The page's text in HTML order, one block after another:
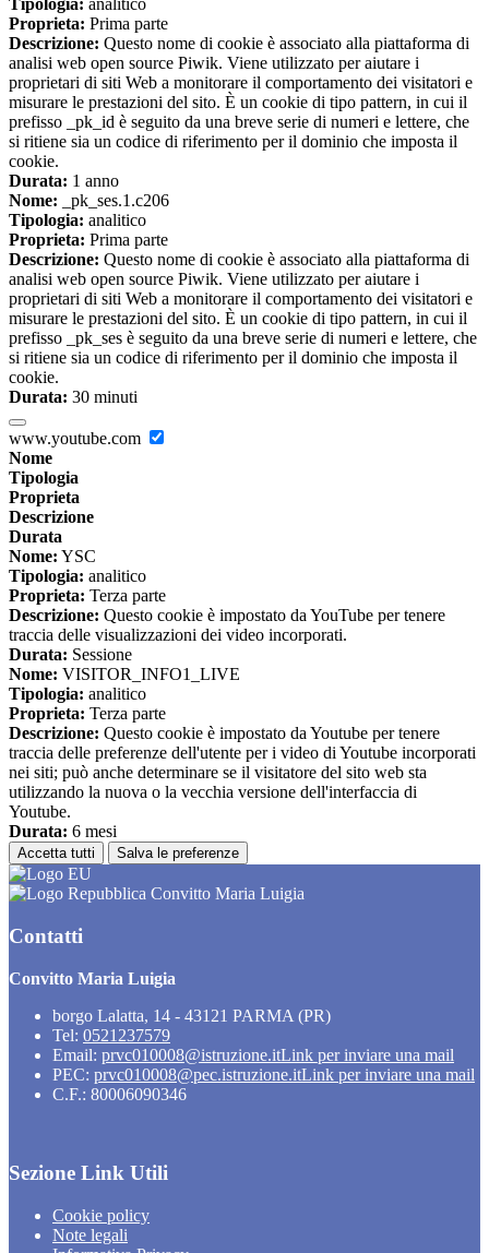
Tipologia: analitico
Proprieta: Prima parte
Descrizione: Questo nome di cookie è associato alla piattaforma di
analisi web open source Piwik. Viene utilizzato per aiutare i
proprietari di siti Web a monitorare il comportamento dei visitatori e
misurare le prestazioni del sito. È un cookie di tipo pattern, in cui il
prefisso _pk_id è seguito da una breve serie di numeri e lettere, che
si ritiene sia un codice di riferimento per il dominio che imposta il
cookie.
Durata: 1 anno
Nome: _pk_ses.1.c206
Tipologia: analitico
Proprieta: Prima parte
Descrizione: Questo nome di cookie è associato alla piattaforma di
analisi web open source Piwik. Viene utilizzato per aiutare i
proprietari di siti Web a monitorare il comportamento dei visitatori e
misurare le prestazioni del sito. È un cookie di tipo pattern, in cui il
prefisso _pk_ses è seguito da una breve serie di numeri e lettere, che
si ritiene sia un codice di riferimento per il dominio che imposta il
cookie.
Durata: 30 minuti
www.youtube.com
Nome
Tipologia
Proprieta
Descrizione
Durata
Nome: YSC
Tipologia: analitico
Proprieta: Terza parte
Descrizione: Questo cookie è impostato da YouTube per tenere
traccia delle visualizzazioni dei video incorporati.
Durata: Sessione
Nome: VISITOR_INFO1_LIVE
Tipologia: analitico
Proprieta: Terza parte
Descrizione: Questo cookie è impostato da Youtube per tenere
traccia delle preferenze dell'utente per i video di Youtube incorporati
nei siti; può anche determinare se il visitatore del sito web sta
utilizzando la nuova o la vecchia versione dell'interfaccia di
Youtube.
Durata: 6 mesi
Accetta tutti Salva le preferenze
Convitto Maria Luigia
Contatti
Convitto Maria Luigia
borgo Lalatta, 14 - 43121 PARMA (PR)
Tel: 0521237579
Email: prvc010008@istruzione.itLink per inviare una mail
PEC: prvc010008@pec.istruzione.itLink per inviare una mail
C.F.: 80006090346
Sezione Link Utili
Cookie policy
Note legali